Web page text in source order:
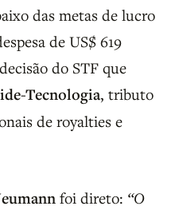
das metas de lucro
de US$ 619
do STF que
Tecnologia, tributo
de royalties e
foi direto: “O